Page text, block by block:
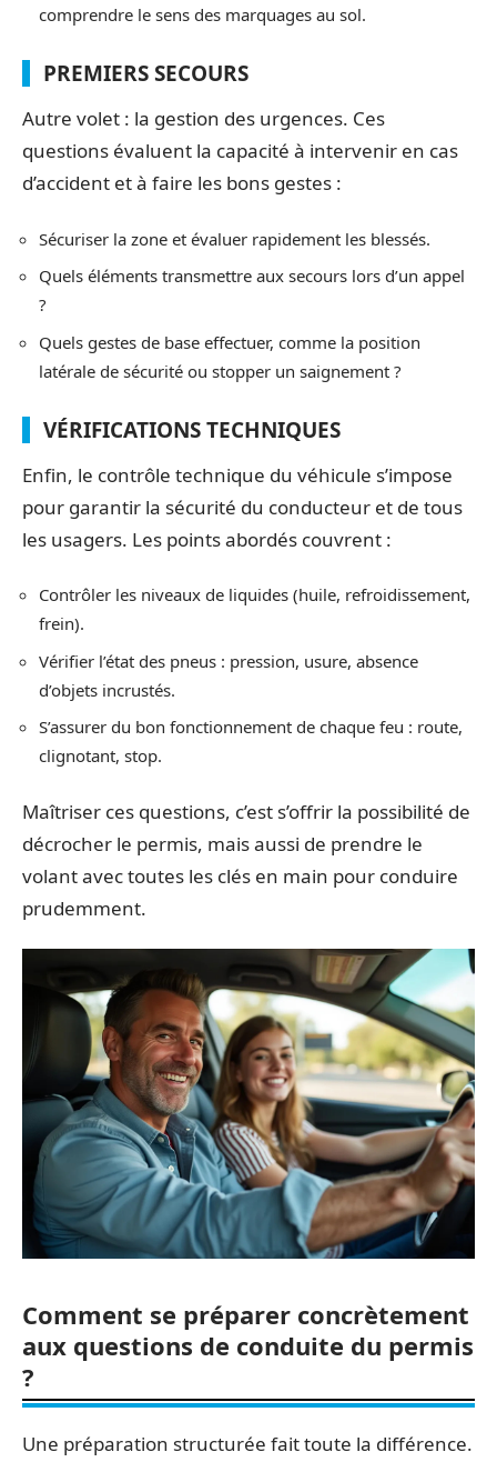
comprendre le sens des marquages au sol.
PREMIERS SECOURS
Autre volet : la gestion des urgences. Ces
questions évaluent la capacité à intervenir en cas
d’accident et à faire les bons gestes :
Sécuriser la zone et évaluer rapidement les blessés.
Quels éléments transmettre aux secours lors d’un appel
?
Quels gestes de base effectuer, comme la position
latérale de sécurité ou stopper un saignement ?
VÉRIFICATIONS TECHNIQUES
Enfin, le contrôle technique du véhicule s’impose
pour garantir la sécurité du conducteur et de tous
les usagers. Les points abordés couvrent :
Contrôler les niveaux de liquides (huile, refroidissement,
frein).
Vérifier l’état des pneus : pression, usure, absence
d’objets incrustés.
S’assurer du bon fonctionnement de chaque feu : route,
clignotant, stop.
Maîtriser ces questions, c’est s’offrir la possibilité de
décrocher le permis, mais aussi de prendre le
volant avec toutes les clés en main pour conduire
prudemment.
Comment se préparer concrètement
aux questions de conduite du permis
?
Une préparation structurée fait toute la différence.